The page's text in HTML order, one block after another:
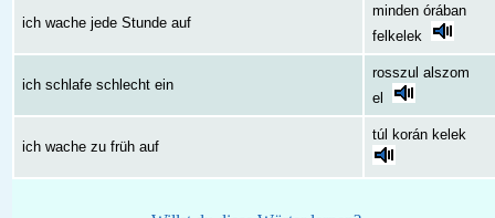
ich wache jede Stunde auf
minden órában
felkelek
ich schlafe schlecht ein
rosszul alszom
el
ich wache zu früh auf
túl korán kelek